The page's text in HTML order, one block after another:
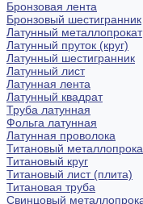
Бронзовая лента
Бронзовый шестигранник
Латунный металлопрокат
Латунный пруток (круг)
Латунный шестигранник
Латунный лист
Латунная лента
Латунный квадрат
Труба латунная
Фольга латунная
Латунная проволока
Титановый
Титановый круг
Титановый лист (плита)
Титановая труба
Свинцовый